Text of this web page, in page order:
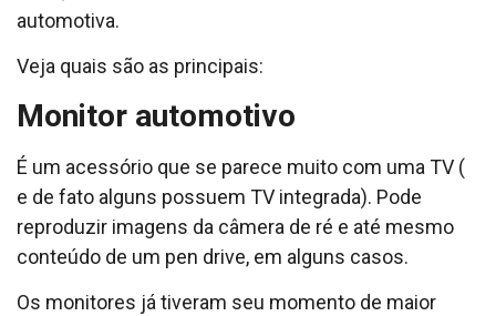
automotiva.
Veja quais são as principais:
Monitor automotivo
É um acessório que se parece muito com uma TV (
e de fato alguns possuem TV integrada). Pode
reproduzir imagens da câmera de ré e até mesmo
conteúdo de um pen drive, em alguns casos.
Os monitores já tiveram seu momento de maior